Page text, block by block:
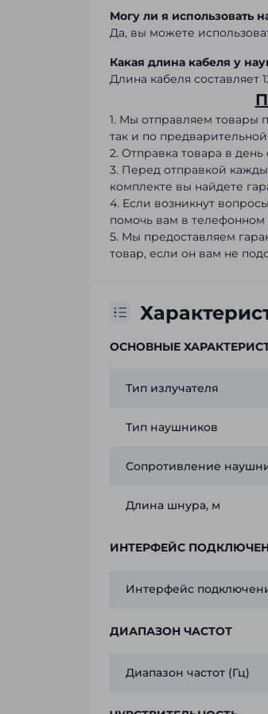
Могу ли я использовать
Да, вы можете
Какая длина кабеля у
Длина кабеля составляет
1. Мы отправляем товары
так и по предварительной
2. Отправка товара в
3. Перед отправкой
комплекте вы найдете
4. Если возникнут
помочь вам в
5. Мы предоставляем
товар, если он вам не
ОСНОВНЫЕ
Тип излучателя
Тип наушников
Сопротивление
Длина шнура, м
ИНТЕРФЕЙС
Интерфейс
ДИАПАЗОН ЧАСТОТ
Диапазон частот (Гц)